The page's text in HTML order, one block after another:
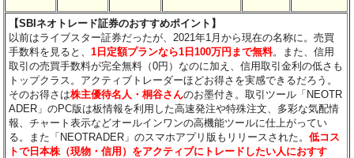
【SBIネオトレード証券のおすすめポイント】
以前はライブスター証券だったが、2021年1月から現在の名称に。売買
手数料を見ると、1日定額プランなら1日100万円まで無料。また、信用
取引の売買手数料が完全無料（0円）なのに加え、信用取引金利の低さも
トップクラス。アクティブトレーダーほどお得さを実感できるだろう。
そのお得さは株主優待名人・桐谷さんのお墨付き。取引ツール「NEOTR
ADER」のPC版は板情報を利用した高速発注や特殊注文、多彩な気配情
報、チャート表示などオールインワンの高機能ツールに仕上がってい
る。また「NEOTRADER」のスマホアプリ版もリリースされた。低コス
トで日本株（現物・信用）をアクティブにトレードしたい人におすす